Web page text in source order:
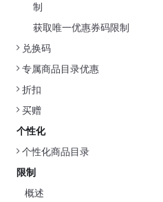
制
获取唯一优惠券码限制
兑换码
专属商品目录优惠
折扣
买赠
个性化
个性化商品目录
限制
概述